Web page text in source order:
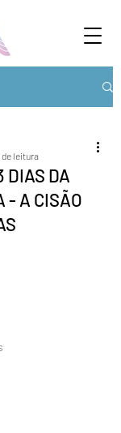
DIAS DA
- A CISÃO
de leitura